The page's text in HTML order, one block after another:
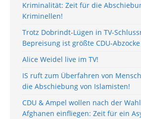
Kriminalität: Zeit für die
Kriminellen!
Trotz Dobrindt-Lügen in TV-
Bepreisung ist größte CDU-
Alice Weidel live im TV!
IS ruft zum Überfahren von
die Abschiebung von Islamisten!
CDU & Ampel wollen nach der
Afghanen einfliegen: Zeit für ein